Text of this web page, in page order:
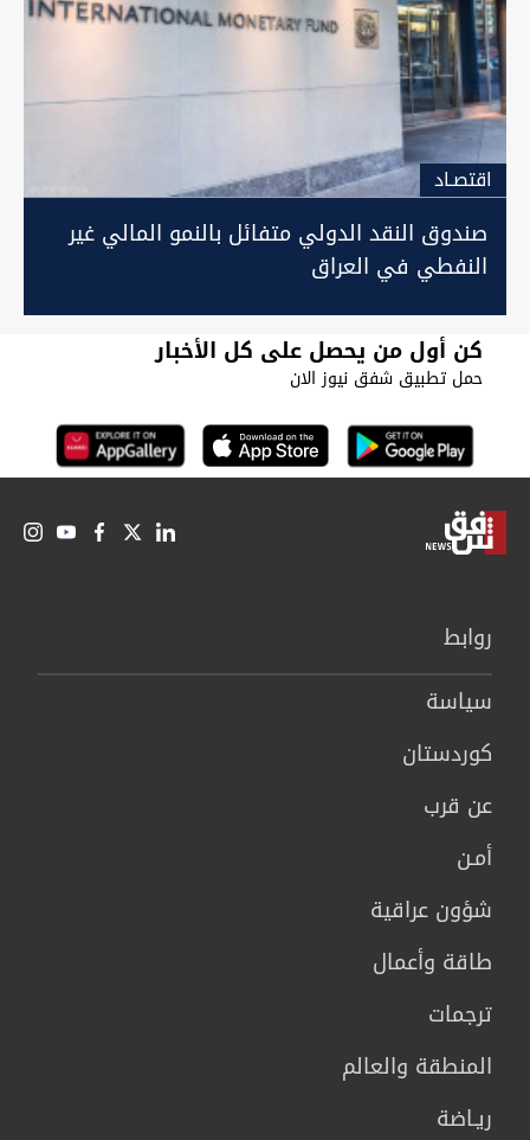
اقتصـاد
صندوق النقد الدولي متفائل بالنمو المالي غير
النفطي في العراق
كن أول من يحصل على كل الأخبار
حمل تطبيق شفق نيوز الان
روابط
سیاسة
كوردستان
عن قرب
أمـن
شؤون عراقية
طاقة وأعمال
ترجمات
المنطقة والعالم
ريـاضة